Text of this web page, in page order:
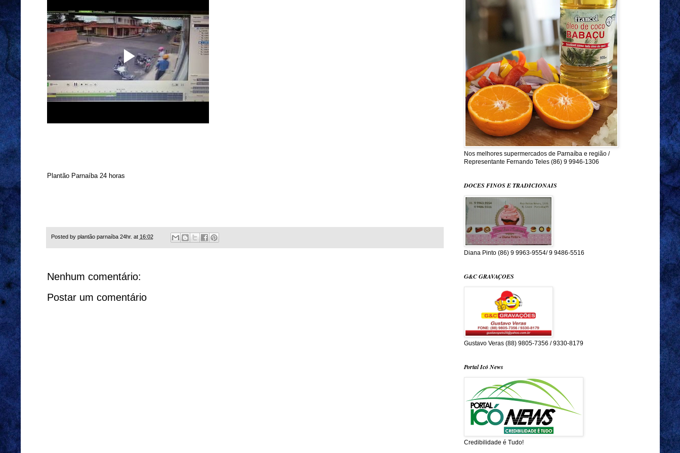
Plantão Parnaíba 24 horas
Posted by plantão parnaíba 24hr. at 16:02
Nenhum comentário:
Postar um comentário
Nos melhores supermercados de Parnaíba e região /
Representante Fernando Teles (86) 9 9946-1306
DOCES FINOS E TRADICIONAIS
Diana Pinto (86) 9 9963-9554/ 9 9486-5516
G&C GRAVAÇOES
Gustavo Veras (88) 9805-7356 / 9330-8179
Portal Icó News
Credibilidade é Tudo!